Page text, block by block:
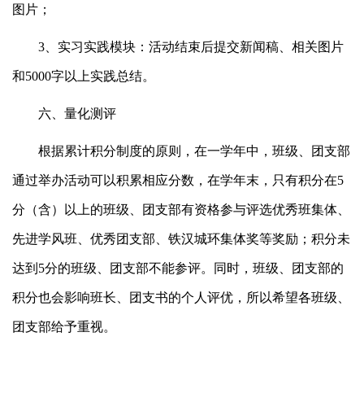
图片；
3、实习实践模块：活动结束后提交新闻稿、相关图片
和5000字以上实践总结。
六、量化测评
根据累计积分制度的原则，在一学年中，班级、团支部
通过举办活动可以积累相应分数，在学年末，只有积分在5
分（含）以上的班级、团支部有资格参与评选优秀班集体、
先进学风班、优秀团支部、铁汉城环集体奖等奖励；积分未
达到5分的班级、团支部不能参评。同时，班级、团支部的
积分也会影响班长、团支书的个人评优，所以希望各班级、
团支部给予重视。